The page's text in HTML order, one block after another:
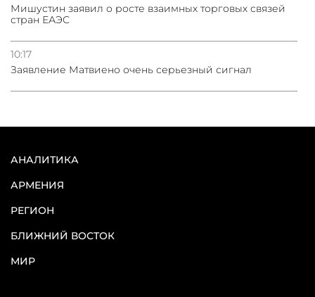
Мишустин заявил о росте взаимных торговых связей
стран ЕАЭС
10:17
Заявление Матвиено очень серьезный сигнал
АНАЛИТИКА
АРМЕНИЯ
РЕГИОН
БЛИЖНИЙ ВОСТОК
МИР